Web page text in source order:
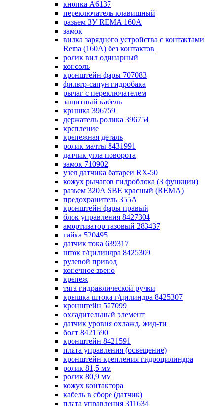
кнопка А6137
переключатель клавишный
разъем ЗУ REMA 160А
замок
вилка зарядного устройства с контактами
Rema (160А) без контактов
ролик вил одинарный
консоль
кронштейн фары 707083
фильтр-сапун гидробака
рычаг с переключателем
защитный кабель
крышка 396759
держатель ролика 396754
крепление
крепежная деталь
ролик мачты 8431991
датчик угла поворота
замок 710902
узел датчика батареи RX-50
кожух рычагов гидроблока (3 функции)
разъем 320А SBE красный (REMA)
предохранитель 355А
кронштейн фары правый
блок управления 8427304
амортизатор газовый 283437
гайка 520495
датчик тока 639317
шток г/цилиндра 8425309
рулевой привод
конечное звено
крепеж
тяга гидравлической ручки
крышка штока г/цилиндра 8425307
кронштейн 527099
охладительный элемент
датчик уровня охлажд. жид-ти
болт 8421590
кронштейн 8421591
плата управления (освещение)
кронштейн крепления гидроцилиндра
ролик 81,5 мм
ролик 80,9 мм
кожух контактора
кабель в сборе (датчик)
плата управления 311634